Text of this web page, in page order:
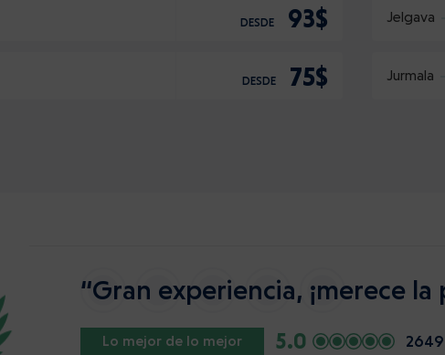
DESDE 93$ Jelgava
DESDE 75$ Jurmala
“Gran experiencia, ¡merece
Lo mejor de lo mejor 5.0